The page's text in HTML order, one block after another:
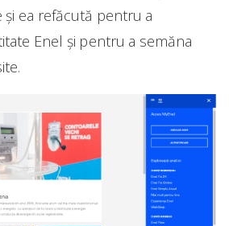
și ea refăcută pentru a
Enel și pentru a semăna